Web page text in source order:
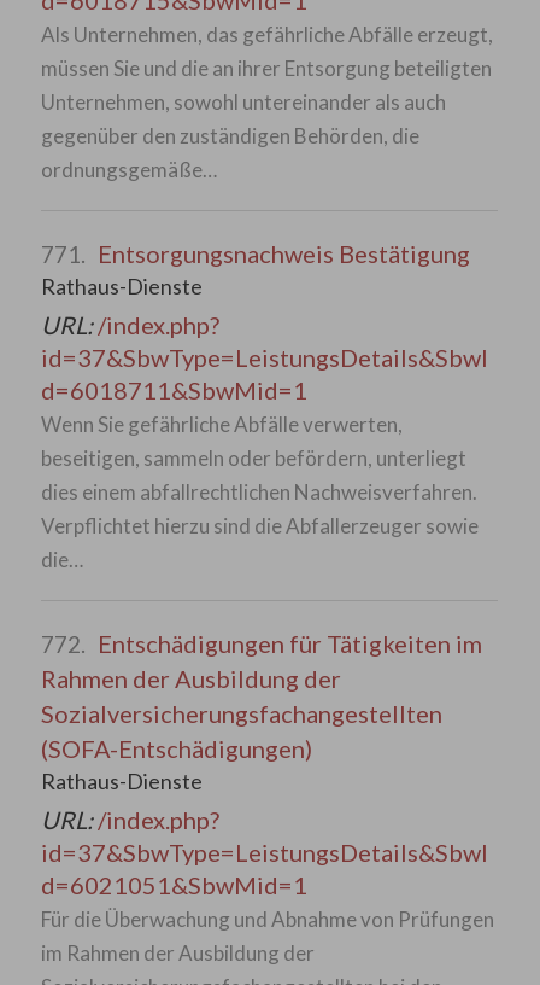
Als Unternehmen, das gefährliche Abfälle erzeugt,
müssen Sie und die an ihrer Entsorgung beteiligten
Unternehmen, sowohl untereinander als auch
gegenüber den zuständigen Behörden, die
ordnungsgemäße…
771. Entsorgungsnachweis Bestätigung
Rathaus-Dienste
URL:/index.php?
id=37&SbwType=LeistungsDetails&SbwI
d=6018711&SbwMid=1
Wenn Sie gefährliche Abfälle verwerten,
beseitigen, sammeln oder befördern, unterliegt
dies einem abfallrechtlichen Nachweisverfahren.
Verpflichtet hierzu sind die Abfallerzeuger sowie
die…
772. Entschädigungen für Tätigkeiten im
Rahmen der Ausbildung der
Sozialversicherungsfachangestellten
(SOFA-Entschädigungen)
Rathaus-Dienste
URL:/index.php?
id=37&SbwType=LeistungsDetails&SbwI
d=6021051&SbwMid=1
Für die Überwachung und Abnahme von Prüfungen
im Rahmen der Ausbildung der